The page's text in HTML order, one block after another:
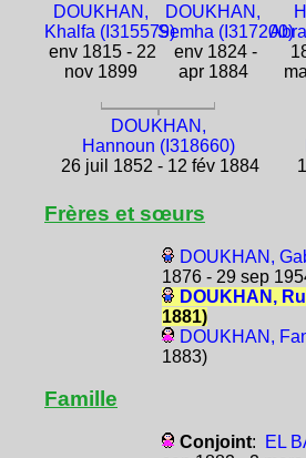
DOUKHAN,
Khalfa (I315579)
env 1815 - 22
nov 1899
DOUKHAN,
Semha (I317200)
env 1824 -
apr 1884
DOUKHAN,
Hannoun (I318660)
26 juil 1852 - 12 fév 1884
Frères et sœurs
DOUKHAN,
1876 - 29 sep
DOUKHAN,
1881)
DOUKHAN,
1883)
Famille
Conjoint: EL